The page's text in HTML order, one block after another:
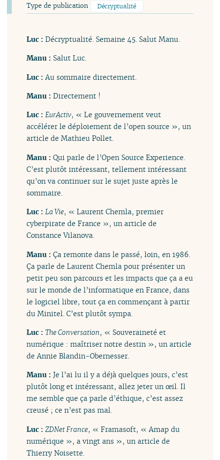
Type de publication Décryptualité
Luc :Décryptualité. Semaine 45. Salut Manu.
Manu : Salut Luc.
Luc :Au sommaire directement.
Manu :Directement !
Luc :EurActiv, « Le gouvernement veut
accélérer le déploiement de l’open source », un
article de Mathieu Pollet.
Manu :Qui parle de l’Open Source Experience.
C’est plutôt intéressant, tellement intéressant
qu’on va continuer sur le sujet juste après le
sommaire.
Luc :La Vie, « Laurent Chemla, premier
cyberpirate de France », un article de
Constance Vilanova.
Manu :Ça remonte dans le passé, loin, en 1986.
Ça parle de Laurent Chemla pour présenter un
petit peu son parcours et les impacts que ça a eu
sur le monde de l’informatique en France, dans
le logiciel libre, tout ça en commençant à partir
du Minitel. C’est plutôt sympa.
Luc :The Conversation, « Souveraineté et
numérique : maîtriser notre destin », un article
de Annie Blandin-Obernesser.
Manu :Je l’ai lu il y a déjà quelques jours, c’est
plutôt long et intéressant, allez jeter un œil. Il
me semble que ça parle d’éthique, c’est assez
creusé ; ce n’est pas mal.
Luc :ZDNet France, « Framasoft, « Amap du
numérique », a vingt ans », un article de
Thierry Noisette.